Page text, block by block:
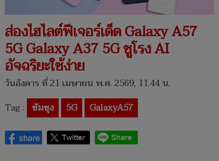
ส่องไฮไลต์ฟีเจอร์เด็ด Galaxy A57
5G Galaxy A37 5G ชูโรง AI
อัจฉริยะใช้ง่าย
วันอังคาร ที่ 21 เมษายน พ.ศ. 2569, 11.44 น.
Tag : ซัมซุง 5G GalaxyA57